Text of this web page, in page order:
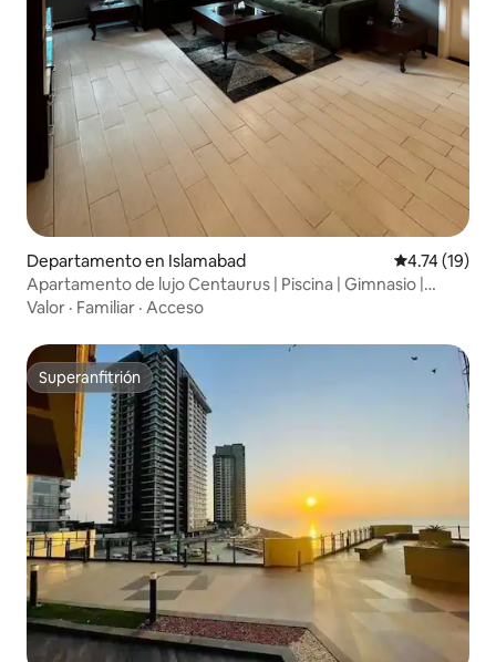
Departamento en Islamabad Calificación
4.74 (19)
Apartamento de lujo Centaurus | Piscina | Gimnasio |
Vistas al horizonte
Valor · Familiar · Acceso
Superanfitrión
Superanfitrión